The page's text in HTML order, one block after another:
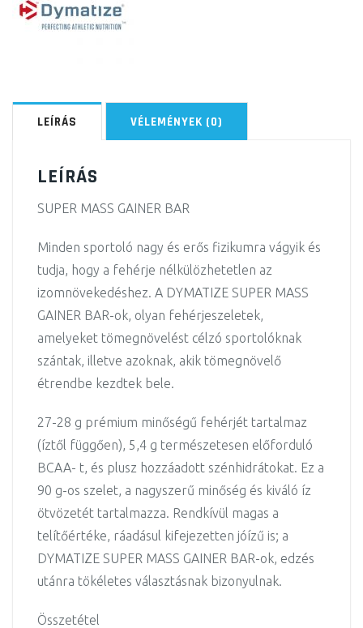
LEÍRÁS VÉLEMÉNYEK (0)
LEÍRÁS
SUPER MASS GAINER BAR
Minden sportoló nagy és erős fizikumra vágyik és
tudja, hogy a fehérje nélkülözhetetlen az
izomnövekedéshez. A DYMATIZE SUPER MASS
GAINER BAR-ok, olyan fehérjeszeletek,
amelyeket tömegnövelést célzó sportolóknak
szántak, illetve azoknak, akik tömegnövelő
étrendbe kezdtek bele.
27-28 g prémium minőségű fehérjét tartalmaz
(íztől függően), 5,4 g természetesen előforduló
BCAA- t, és plusz hozzáadott szénhidrátokat. Ez a
90 g-os szelet, a nagyszerű minőség és kiváló íz
ötvözetét tartalmazza. Rendkívül magas a
telítőértéke, ráadásul kifejezetten jóízű is; a
DYMATIZE SUPER MASS GAINER BAR-ok, edzés
utánra tökéletes választásnak bizonyulnak.
Összetétel